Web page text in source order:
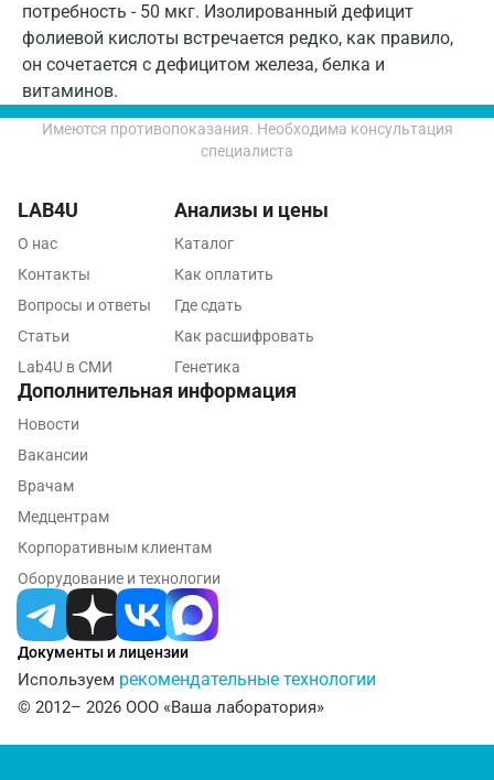
потребность - 50 мкг. Изолированный дефицит
фолиевой кислоты встречается редко, как правило,
он сочетается с дефицитом железа, белка и
витаминов.
Псков
Пушкин
Пушкино
Ростов-на-Дону
Рыбинск
Рязань
Самара
Саратов
Серпухов
Смоленск
Сочи
Ставрополь
Сургут
Тамбов
Имеются противопоказания. Необходима консультация
специалиста
Документы и лицензии
Используем рекомендательные технологии
© 2012– 2026 ООО «Ваша лаборатория»
LAB4U
О нас
Контакты
Вопросы и ответы
Статьи
Lab4U в СМИ
Анализы и цены
Каталог
Как оплатить
Где сдать
Как расшифровать
Генетика
Дополнительная информация
Новости
Вакансии
Врачам
Медцентрам
Корпоративным клиентам
Оборудование и технологии